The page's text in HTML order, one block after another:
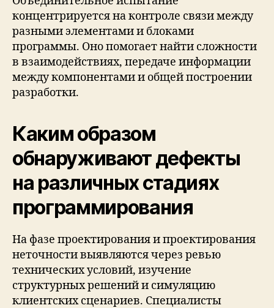
концентрируется на контроле связи между
разными элементами и блоками
программы. Оно помогает найти сложности
в взаимодействиях, передаче информации
между компонентами и общей построении
разработки.
Каким образом
обнаруживают дефекты
на различных стадиях
программирования
На фазе проектирования и проектирования
неточности выявляются через ревью
технических условий, изучение
структурных решений и симуляцию
клиентских сценариев. Специалисты